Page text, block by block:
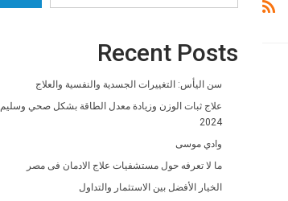
Recent Posts
سن اليأس: التغييرات الجسدية والنفسية والعلاج
علاج ثبات الوزن وزيادة معدل الطاقة بشكل صحي وسليم
2024
وادي موسى
ما لا تعرفه حول مستشفيات علاج الادمان فى مصر
الخيار الأفضل بين الاستثمار والتداول